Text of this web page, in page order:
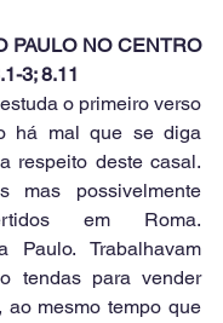
PAULO NO CENTRO
3; 8.11
o primeiro verso
há mal que se diga
respeito deste casal.
mas possivelmente
em Roma.
Paulo. Trabalhavam
tendas para vender
ao mesmo tempo que